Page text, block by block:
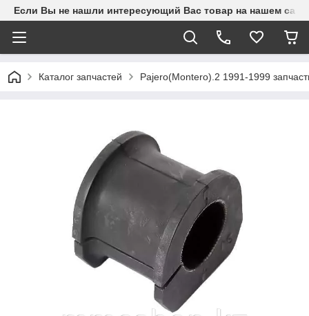
Если Вы не нашли интересующий Вас товар на нашем
Каталог запчастей Pajero(Montero).2 1991-1999